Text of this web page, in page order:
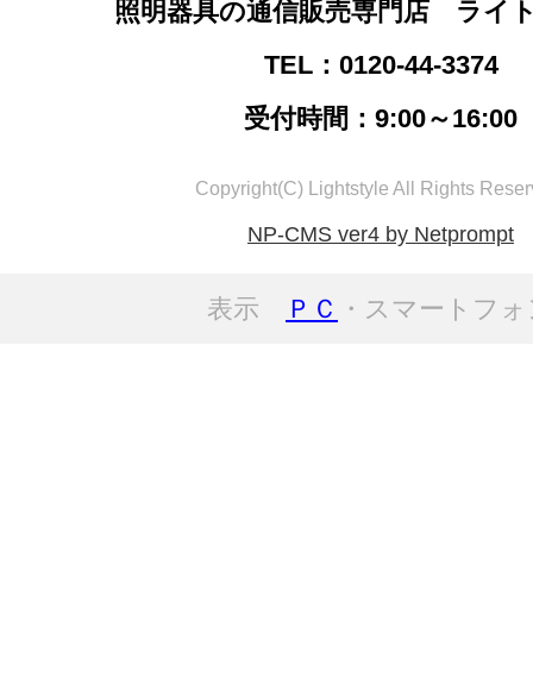
照明器具の通信販売専門店 ライ
TEL：0120-44-3374
受付時間：9:00～16:00
Copyright(C) Lightstyle All Rights
NP-CMS ver4 by Netprompt
表示 ＰＣ ・スマートフ